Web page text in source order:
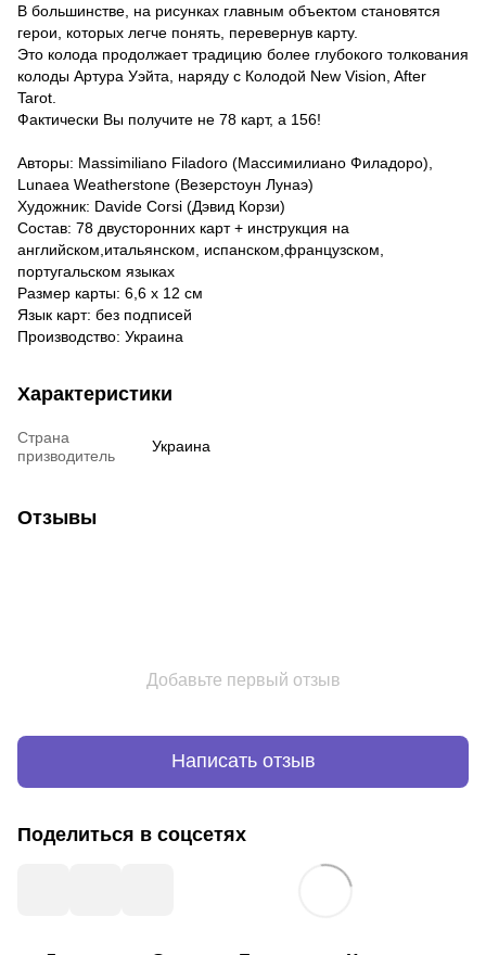
В большинстве, на рисунках главным объектом становятся
герои, которых легче понять, перевернув карту.
Это колода продолжает традицию более глубокого толкования
колоды Артура Уэйта, наряду с Колодой New Vision, After
Tarot.
Фактически Вы получите не 78 карт, а 156!
Авторы: Massimiliano Filadoro (Массимилиано Филадоро),
Lunaea Weatherstone (Везерстоун Лунаэ)
Художник: Davide Corsi (Дэвид Корзи)
Состав: 78 двусторонних карт + инструкция на
английском,итальянском, испанском,французском,
португальском языках
Размер карты: 6,6 x 12 см
Язык карт: без подписей
Производство: Украина
Характеристики
Страна
призводитель
Украина
Отзывы
Добавьте первый отзыв
Написать отзыв
Поделиться в соцсетях